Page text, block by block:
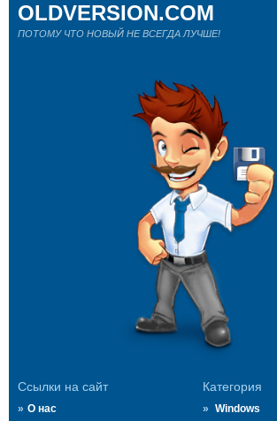
Ссылки на сайт
О нас
Категория
Windows
OLDVERSION.COM
ПОТОМУ ЧТО НОВЫЙ НЕ ВСЕГДА ЛУЧШЕ!